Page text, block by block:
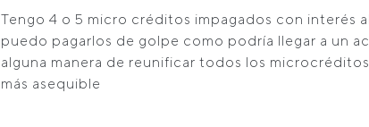
Tengo 4 o 5 micro créditos impagados con interés
puedo pagarlos de golpe como podría llegar a un
alguna manera de reunificar todos los
más asequible